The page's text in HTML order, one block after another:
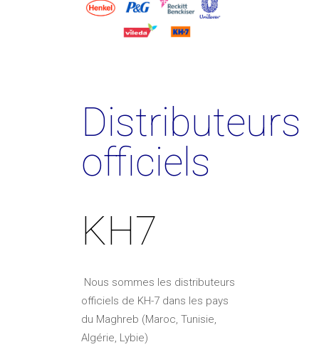
Distributeurs
officiels
KH7
Nous sommes les distributeurs
officiels de KH-7 dans les pays
du Maghreb (Maroc, Tunisie,
Algérie, Lybie)